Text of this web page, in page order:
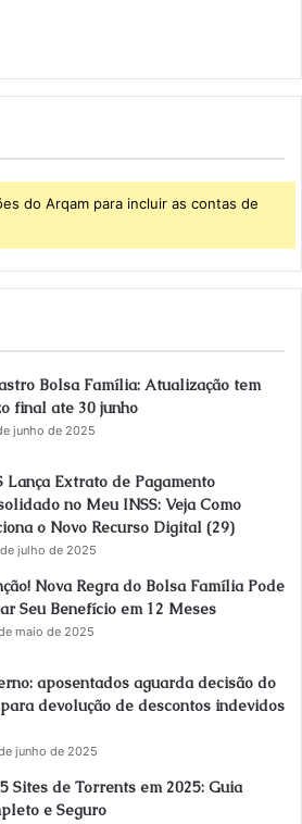
do Arqam para incluir as contas de
Bolsa Família: Atualização tem
final ate 30 junho
junho de 2025
Lança Extrato de Pagamento
no Meu INSS: Veja Como
o Novo Recurso Digital (29)
julho de 2025
Nova Regra do Bolsa Família Pode
Seu Benefício em 12 Meses
maio de 2025
aposentados aguarda decisão do
devolução de descontos indevidos
junho de 2025
Sites de Torrents em 2025: Guia
e Seguro